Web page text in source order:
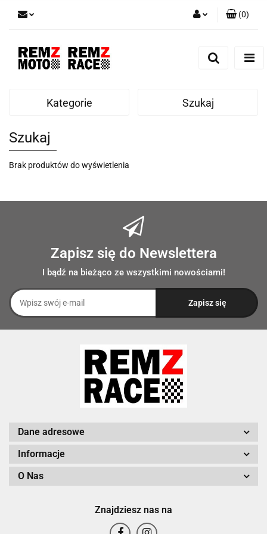
(0)
Kategorie Szukaj
Szukaj
Brak produktów do wyświetlenia
Zapisz się do Newslettera
I bądź na bieżąco ze wszystkimi nowościami!
Dane adresowe
Informacje
O Nas
Znajdziesz nas na